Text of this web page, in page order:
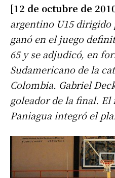
[12 de octubre de
argentino U15 dirigido
ganó en el juego
65 y se adjudicó, en
Sudamericano de la
Colombia. Gabriel
goleador de la final.
Paniagua integró el